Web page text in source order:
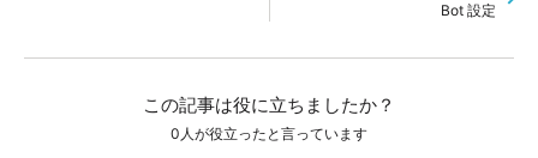
Bot 設定
この記事は役に立ちましたか？
0人が役立ったと言っています